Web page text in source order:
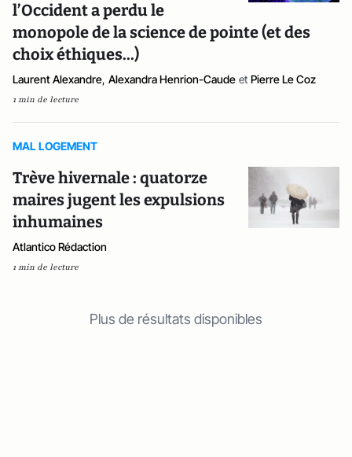
l’Occident a perdu le
monopole de la science de pointe (et des
choix éthiques...)
Laurent Alexandre, Alexandra Henrion-Caude et Pierre Le Coz
1 min de lecture
MAL LOGEMENT
Trève hivernale : quatorze
maires jugent les expulsions
inhumaines
Atlantico Rédaction
1 min de lecture
Plus de résultats disponibles